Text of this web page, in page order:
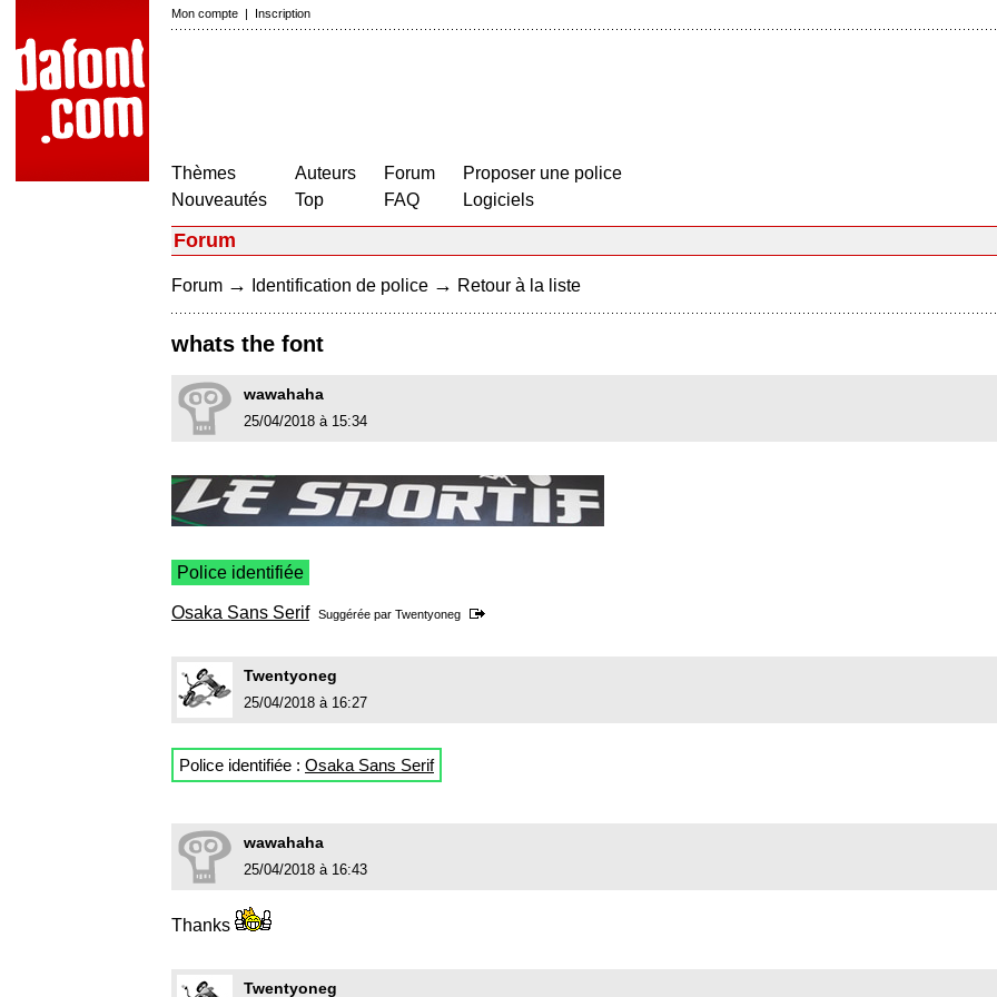
Mon compte | Inscription
Thèmes
Nouveautés
Auteurs
Top
Forum
FAQ
Proposer une police
Logiciels
Forum
Forum → Identification de police → Retour à la liste
whats the font
wawahaha
25/04/2018 à 15:34
Police identifiée
Osaka Sans Serif Suggérée par Twentyoneg
Twentyoneg
25/04/2018 à 16:27
Police identifiée : Osaka Sans Serif
wawahaha
25/04/2018 à 16:43
Thanks
Twentyoneg